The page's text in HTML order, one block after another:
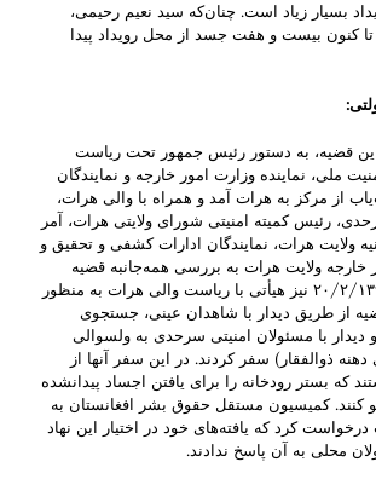
بسیار زیاد‌ است. چنان‌که سید نعیم رحیمی،
کنون بیست و هفت جسد از محل ‌رویداد پیدا
:
این قضیه، به دستور رئیس ‌جمهور تحت ریاست
ملی، نماینده وزارت امور خارجه و نمایند‌گان
از مرکز به هرات آمد‌ و همراه با والی هرات،
لوای ۵ سرحدی، رئیس کمیته امنیتی شورای ولایتی هرات، آمر
ولایت هرات، نمایند‌گان ادارات کشفی و تحقیق و
خارجه ولایت هرات به بررسی ‌همه‌جانبه قضیه
پرداخت‌. به تاریخ ۲۰/۲/۱۳۹۹ نیز هیأتی با ریاست والی هرات به منظور
از طریق دیدار با شاهدان عینی، جستجوی
دیدار با مسئولان امنیتی سرحدی به ولسوالی
ذوالفقار‌) سفر کردند. در این سفر آنها از
که بستر رودخانه را برای یافتن اجساد پیدانشده
کمیسیون مستقل حقوق بشر افغانستان ‌به
کرد که یافته‌های خود در اختیار این نهاد
محلی به آن ‌پاسخ ندادند.